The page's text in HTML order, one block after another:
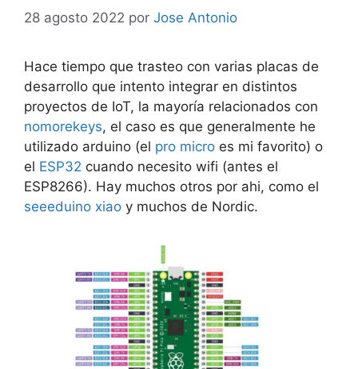
28 agosto 2022 por Jose Antonio
Hace tiempo que trasteo con varias placas de
desarrollo que intento integrar en distintos
proyectos de IoT, la mayoría relacionados con
nomorekeys, el caso es que generalmente he
utilizado arduino (el pro micro es mi favorito) o
el ESP32 cuando necesito wifi (antes el
ESP8266). Hay muchos otros por ahi, como el
seeeduino xiao y muchos de Nordic.